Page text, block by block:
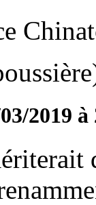
2019 à